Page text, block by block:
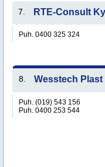
7. RTE-Consult Ky
Puh. 0400 325 324
8. Wesstech Plast
Puh. (019) 543 156
Puh. 0400 253 544